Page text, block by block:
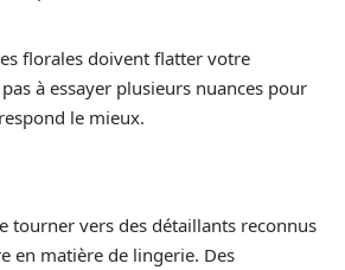
florales doivent flatter votre
à essayer plusieurs nuances pour
le mieux.
tourner vers des détaillants reconnus
en matière de lingerie. Des